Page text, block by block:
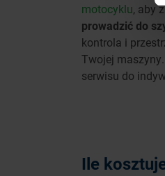
motocyklu, aby
prowadzić do
kontrola i
Twojej
serwisu do
Ile